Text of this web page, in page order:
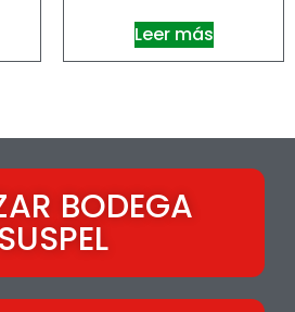
Leer más
BODEGA
SUSPEL